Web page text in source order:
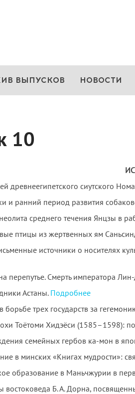
ВЫПУСКОВ НОВОСТИ
10
древнеегипетского сиутского
и ранний период развития
среднего течения Янцзы в
птицы из жертвенных ям
источники о носителях
перепутье. Смерть императора
Астаны. Подробнее
трех государств за
Тоётоми Хидэёси (1585–1598):
семейных гербов ка-мон в
в минских «Книгах мудрости»:
образование в Маньчжурии в
востоковеда Б. А. Дорна,